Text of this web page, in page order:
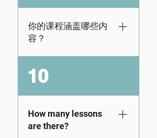
个学生都需要有自己
的电子邮件地址以及
可：如果您想在下一
讨会上使用我们的教
育视频，您可以在一
段规定时间内授权我
无论年龄大小，那些
不熟悉金融和投资的
以！）以下是我们可
用的资源：学前班至
12 年级的书籍和练习
册：点击此处查看数
字金融课程（3-12 年
级）：访问此处
你的课程涵盖哪些内
容？
我们的数字课程包括
通过我们的电子学习
涵盖预算、税收、信
贷、保险、职业和大
10
How many lessons
are there?